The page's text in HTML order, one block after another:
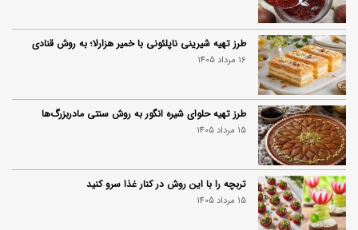
طرز تهیه شیرینی ناپلئونی با خمیر هزارلا؛ به روش قنادی
16 مرداد 1405
طرز تهیه حلوای شیره انگور به روش سنتی مادربزرگ‌ها
15 مرداد 1405
تربچه را با این روش در کنار غذا سرو کنید
15 مرداد 1405